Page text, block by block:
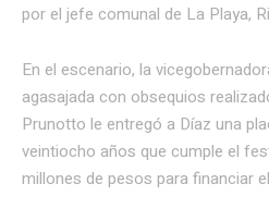
por el jefe comunal de La Playa,
En el escenario, la
agasajada con obsequios
Prunotto le entregó a Díaz una
veintiocho años que cumple el
millones de pesos para financiar